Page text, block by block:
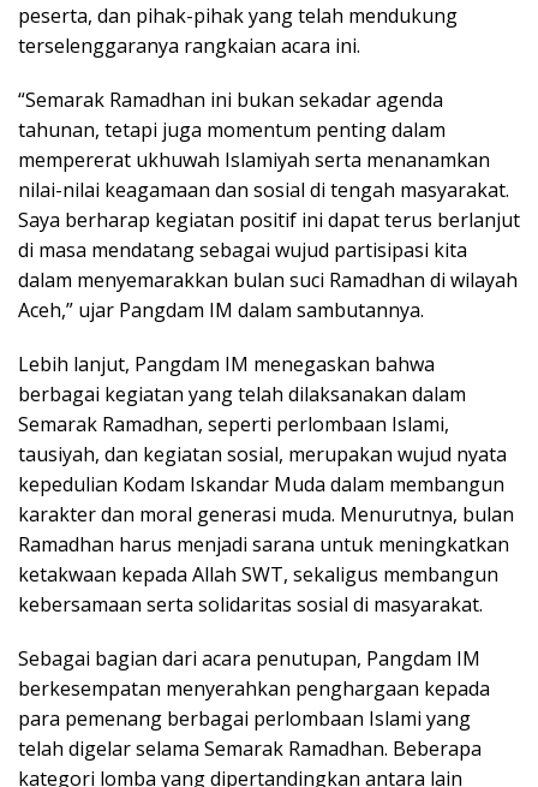
peserta, dan pihak-pihak yang telah mendukung
terselenggaranya rangkaian acara ini.
“Semarak Ramadhan ini bukan sekadar agenda
tahunan, tetapi juga momentum penting dalam
mempererat ukhuwah Islamiyah serta menanamkan
nilai-nilai keagamaan dan sosial di tengah masyarakat.
Saya berharap kegiatan positif ini dapat terus berlanjut
di masa mendatang sebagai wujud partisipasi kita
dalam menyemarakkan bulan suci Ramadhan di wilayah
Aceh,” ujar Pangdam IM dalam sambutannya.
Lebih lanjut, Pangdam IM menegaskan bahwa
berbagai kegiatan yang telah dilaksanakan dalam
Semarak Ramadhan, seperti perlombaan Islami,
tausiyah, dan kegiatan sosial, merupakan wujud nyata
kepedulian Kodam Iskandar Muda dalam membangun
karakter dan moral generasi muda. Menurutnya, bulan
Ramadhan harus menjadi sarana untuk meningkatkan
ketakwaan kepada Allah SWT, sekaligus membangun
kebersamaan serta solidaritas sosial di masyarakat.
Sebagai bagian dari acara penutupan, Pangdam IM
berkesempatan menyerahkan penghargaan kepada
para pemenang berbagai perlombaan Islami yang
telah digelar selama Semarak Ramadhan. Beberapa
kategori lomba yang dipertandingkan antara lain